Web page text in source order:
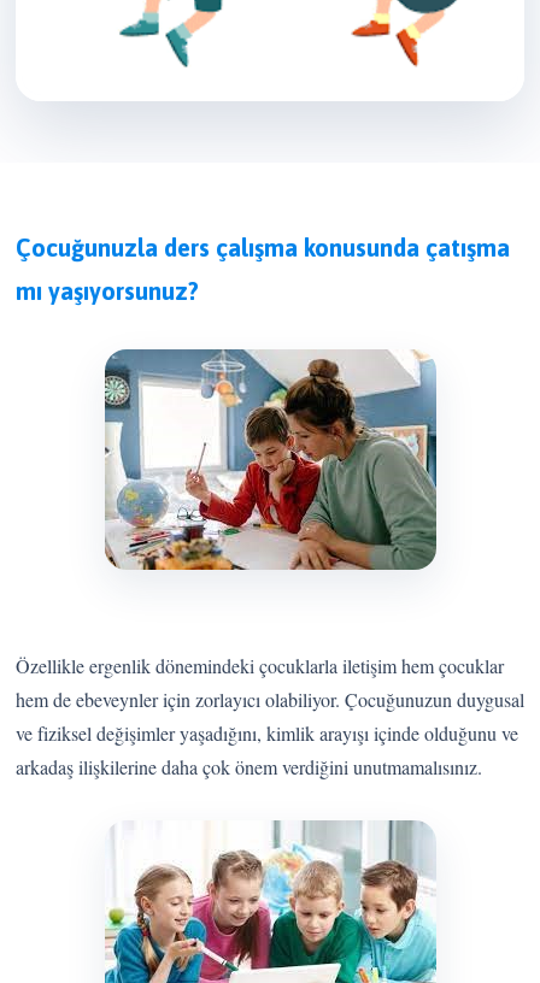
Çocuğunuzla ders çalışma konusunda çatışma
mı yaşıyorsunuz?
Özellikle ergenlik dönemindeki çocuklarla iletişim hem çocuklar
hem de ebeveynler için zorlayıcı olabiliyor. Çocuğunuzun duygusal
ve fiziksel değişimler yaşadığını, kimlik arayışı içinde olduğunu ve
arkadaş ilişkilerine daha çok önem verdiğini unutmamalısınız.